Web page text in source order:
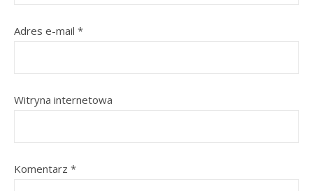
Adres e-mail *
Witryna internetowa
Komentarz *